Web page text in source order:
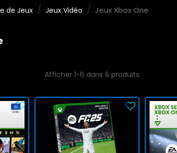
de Jeux Jeux Vidéo Jeux Xbox One
Afficher 1-6 dans 6 produits.